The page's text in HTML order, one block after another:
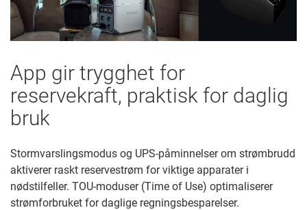
App gir trygghet for
reservekraft, praktisk for daglig
bruk
Stormvarslingsmodus og UPS-påminnelser om strømbrudd
aktiverer raskt reservestrøm for viktige apparater i
nødstilfeller. TOU-moduser (Time of Use) optimaliserer
strømforbruket for daglige regningsbesparelser.